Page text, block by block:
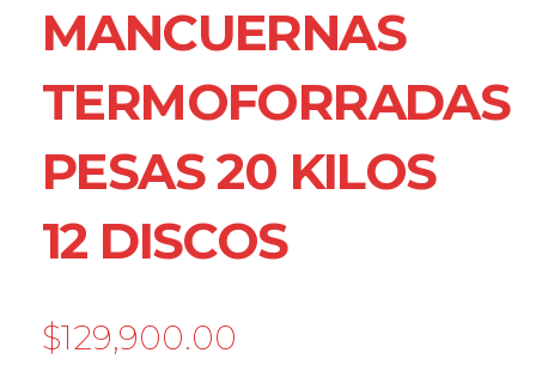
MANCUERNAS
TERMOFORRADAS
PESAS 20 KILOS
12 DISCOS
$129,900.00